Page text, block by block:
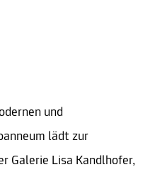
und
lädt zur
Galerie Lisa Kandlhofer,